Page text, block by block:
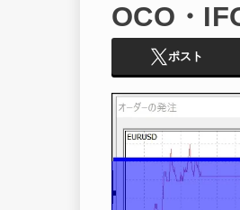
OCO・
ポスト